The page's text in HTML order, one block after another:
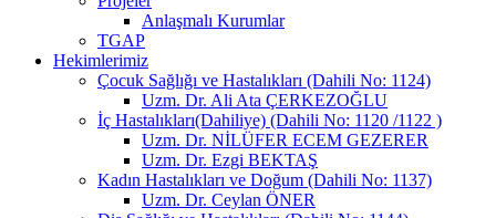
Anlaşmalı Kurumlar
TGAP
Hekimlerimiz
Çocuk Sağlığı ve Hastalıkları (Dahili No: 1124)
Uzm. Dr. Ali Ata ÇERKEZOĞLU
İç Hastalıkları(Dahiliye) (Dahili No: 1120 /1122 )
Uzm. Dr. NİLÜFER ECEM GEZERER
Uzm. Dr. Ezgi BEKTAŞ
Kadın Hastalıkları ve Doğum (Dahili No: 1137)
Uzm. Dr. Ceylan ÖNER